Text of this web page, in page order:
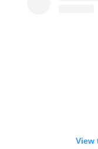
View